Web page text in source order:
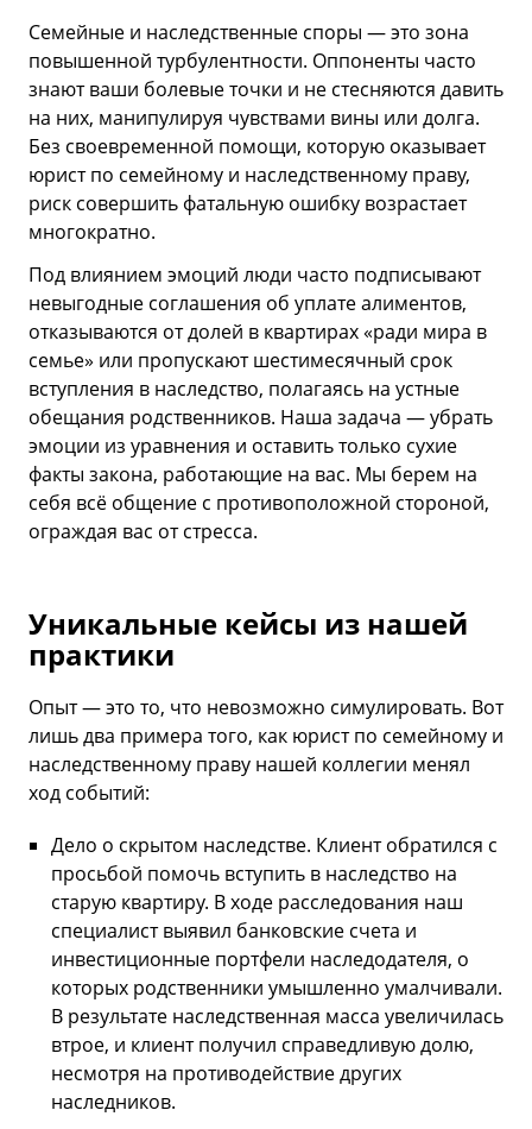
Семейные и наследственные споры — это зона
повышенной турбулентности. Оппоненты часто
знают ваши болевые точки и не стесняются давить
на них, манипулируя чувствами вины или долга.
Без своевременной помощи, которую оказывает
юрист по семейному и наследственному праву,
риск совершить фатальную ошибку возрастает
многократно.
Под влиянием эмоций люди часто подписывают
невыгодные соглашения об уплате алиментов,
отказываются от долей в квартирах «ради мира в
семье» или пропускают шестимесячный срок
вступления в наследство, полагаясь на устные
обещания родственников. Наша задача — убрать
эмоции из уравнения и оставить только сухие
факты закона, работающие на вас. Мы берем на
себя всё общение с противоположной стороной,
ограждая вас от стресса.
Уникальные кейсы из нашей
практики
Опыт — это то, что невозможно симулировать. Вот
лишь два примера того, как юрист по семейному и
наследственному праву нашей коллегии менял
ход событий:
Дело о скрытом наследстве. Клиент обратился с
просьбой помочь вступить в наследство на
старую квартиру. В ходе расследования наш
специалист выявил банковские счета и
инвестиционные портфели наследодателя, о
которых родственники умышленно умалчивали.
В результате наследственная масса увеличилась
втрое, и клиент получил справедливую долю,
несмотря на противодействие других
наследников.